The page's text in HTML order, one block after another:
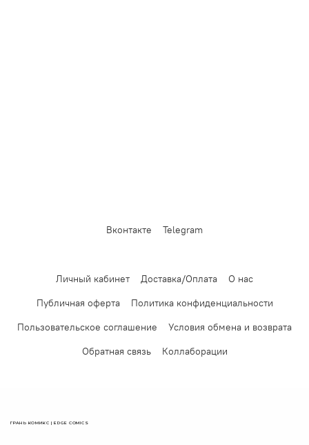
Вконтакте Telegram
Личный кабинет Доставка/Оплата
О нас
Публичная оферта
Политика конфиденциальности
Пользовательское соглашение
Условия обмена и возврата
Обратная связь
Коллаборации
ГРАНЬ КОМИКС | EDGE COMICS